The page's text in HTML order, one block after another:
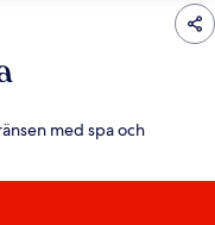
med spa och